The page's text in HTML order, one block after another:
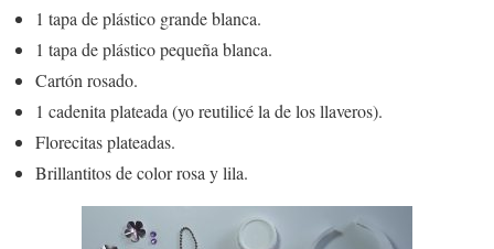
1 tapa de plástico grande blanca.
1 tapa de plástico pequeña blanca.
Cartón rosado.
1 cadenita plateada (yo reutilicé la de los llaveros).
Florecitas plateadas.
Brillantitos de color rosa y lila.